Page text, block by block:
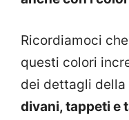
Ricordiamoci
questi colori
dei dettagli della
divani, tappeti e